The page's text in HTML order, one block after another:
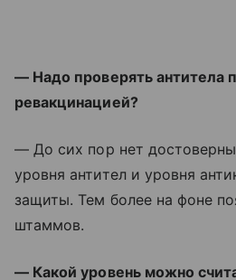
— Надо проверять антитела
ревакцинацией?
— До сих пор нет
уровня антител и уровня
защиты. Тем более на фоне
штаммов.
— Какой уровень можно